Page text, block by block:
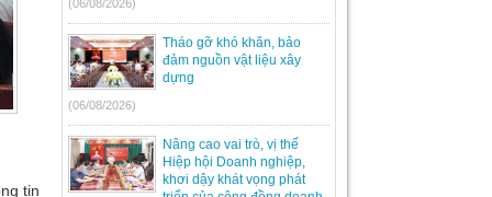
tin
(06/08/2026)
Tháo gỡ khó khăn, bảo
đảm nguồn vật liệu xây
dựng
(06/08/2026)
Nâng cao vai trò, vị thế
Hiệp hội Doanh nghiệp,
khơi dậy khát vọng phát